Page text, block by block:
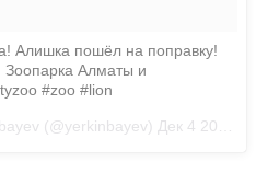
Алишка пошёл на поправку!
Зоопарка Алматы и
#zoo #lion
(@yerkinbayev) Дек 4 2017 в 11:56 PST